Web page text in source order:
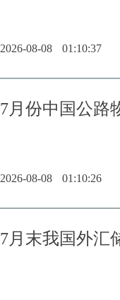
2026-08-08 01:10:37
7月份中国公路
2026-08-08 01:10:26
7月末我国外汇